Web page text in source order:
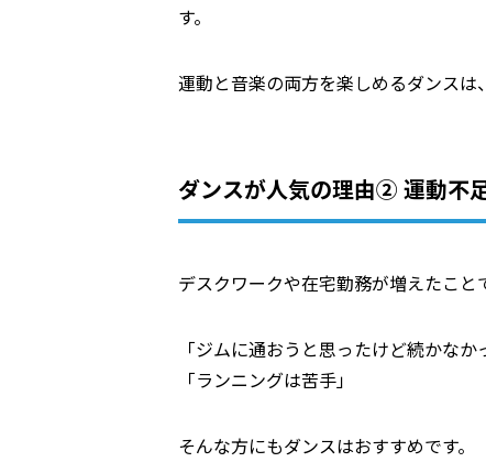
す。
運動と音楽の両方を楽しめるダンス
ダンスが人気の理由② 運動不
デスクワークや在宅勤務が増えたこ
「ジムに通おうと思ったけど続かなか
「ランニングは苦手」
そんな方にもダンスはおすすめです。